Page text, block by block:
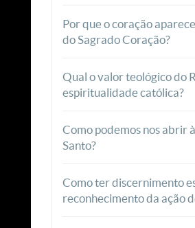
Por que o coração
do Sagrado Coração?
Qual o valor teológico do
espiritualidade católica?
Como podemos nos abrir
Santo?
Como ter discernimento
reconhecimento da ação